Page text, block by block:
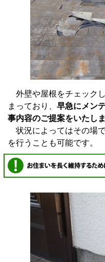
外壁や屋根をチェック
まっており、 早急にメン
事内容のご提案をいたしま
状況によってはその場
を行うことも可能です。